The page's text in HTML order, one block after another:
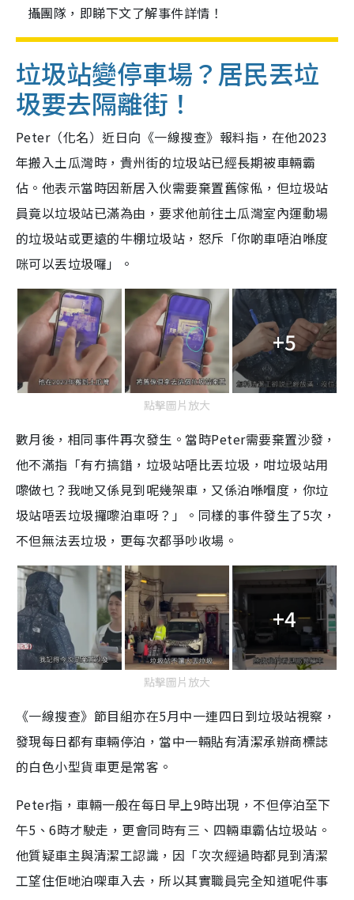
攝團隊，即睇下文了解事件詳情！
垃圾站變停車場？居民丟垃
圾要去隔離街！
Peter（化名）近日向《一線搜查》報料指，在他2023
年搬入土瓜灣時，貴州街的垃圾站已經長期被車輛霸
佔。他表示當時因新居入伙需要棄置舊傢俬，但垃圾站
員竟以垃圾站已滿為由，要求他前往土瓜灣室內運動場
的垃圾站或更遠的牛棚垃圾站，怒斥「你啲車唔泊喺度
咪可以丟垃圾囉」。
+5
點擊圖片放大
數月後，相同事件再次發生。當時Peter需要棄置沙發，
他不滿指「有冇搞錯，垃圾站唔比丟垃圾，咁垃圾站用
嚟做乜？我哋又係見到呢幾架車，又係泊喺嗰度，你垃
圾站唔丟垃圾攞嚟泊車呀？」。同樣的事件發生了5次，
不但無法丟垃圾，更每次都爭吵收場。
+4
點擊圖片放大
《一線搜查》節目組亦在5月中一連四日到垃圾站視察，
發現每日都有車輛停泊，當中一輛貼有清潔承辦商標誌
的白色小型貨車更是常客。
Peter指，車輛一般在每日早上9時出現，不但停泊至下
午5、6時才駛走，更會同時有三、四輛車霸佔垃圾站。
他質疑車主與清潔工認識，因「次次經過時都見到清潔
工望住佢哋泊㗎車入去，所以其實職員完全知道呢件事